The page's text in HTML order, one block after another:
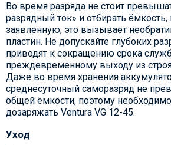
Во время разряда не стоит
разрядный ток» и отбирать
заявленную, это вызывает
пластин. Не допускайте глубоких
приводят к сокращению срока
преждевременному выходу из строя
Даже во время хранения
среднесуточный саморазряд не
общей ёмкости, поэтому
дозаряжать Ventura VG 12-45.
Уход